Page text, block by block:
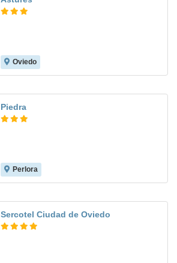
Oviedo
Piedra
Perlora
Sercotel Ciudad de Oviedo